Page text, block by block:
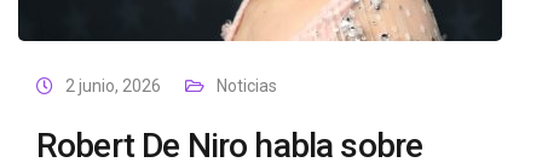
2 junio, 2026 Noticias
Robert De Niro habla sobre